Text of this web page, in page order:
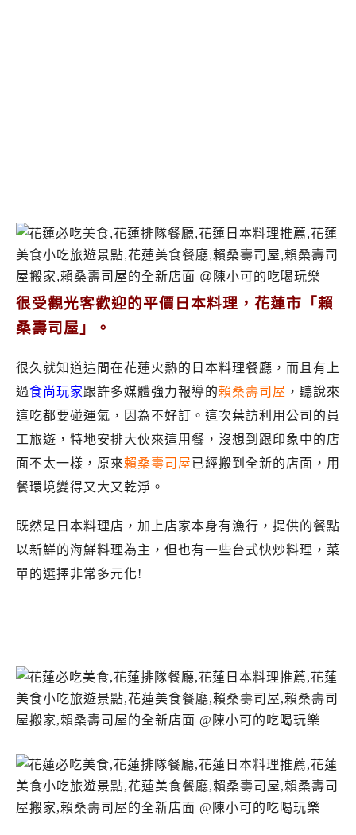
很受觀光客歡迎的平價日本料理，花蓮市「賴
桑壽司屋」。
很久就知道這間在花蓮火熱的日本料理餐廳，而且有上
過食尚玩家跟許多媒體強力報導的賴桑壽司屋 ，聽說來
這吃都要碰運氣，因為不好訂。這次葉訪利用公司的員
工旅遊，特地安排大伙來這用餐，沒想到跟印象中的店
面不太一樣，原來賴桑壽司屋 已經搬到全新的店面，用
餐環境變得又大又乾淨。
既然是日本料理店，加上店家本身有漁行，提供的餐點
以新鮮的海鮮料理為主，但也有一些台式快炒料理，菜
單的選擇非常多元化!